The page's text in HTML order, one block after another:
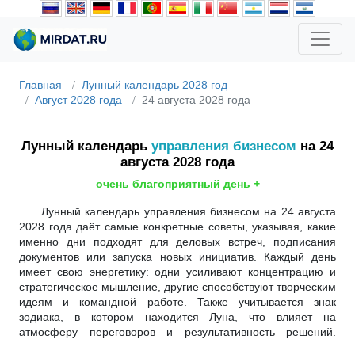
Главная
Лунный календарь 2028 год
Август 2028 года
24 августа 2028 года
Лунный календарь управления бизнесом на 24
августа 2028 года
очень благоприятный день +
Лунный календарь управления бизнесом на 24 августа
2028 года даёт самые конкретные советы, указывая, какие
именно дни подходят для деловых встреч, подписания
документов или запуска новых инициатив. Каждый день
имеет свою энергетику: одни усиливают концентрацию и
стратегическое мышление, другие способствуют творческим
идеям и командной работе. Также учитывается знак
зодиака, в котором находится Луна, что влияет на
атмосферу переговоров и результативность решений.